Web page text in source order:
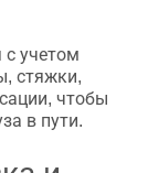
учетом
стяжки,
чтобы
в пути.